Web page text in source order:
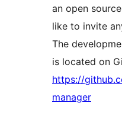
an open
like to invite
The
is located on
https://
manager